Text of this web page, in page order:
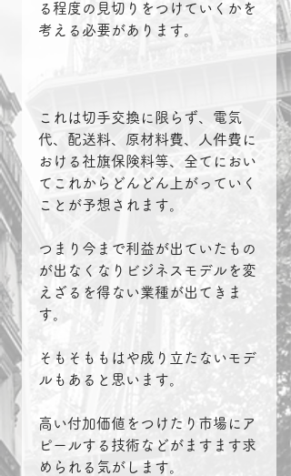
る程度の見切りをつけていくかを
考える必要があります。
これは切手交換に限らず、電気
代、配送料、原材料費、人件費に
おける社旗保険料等、全てにおい
てこれからどんどん上がっていく
ことが予想されます。
つまり今まで利益が出ていたもの
が出なくなりビジネスモデルを変
えざるを得ない業種が出てきま
す。
そもそももはや成り立たないモデ
ルもあると思います。
高い付加価値をつけたり市場にア
ピールする技術などがますます求
められる気がします。